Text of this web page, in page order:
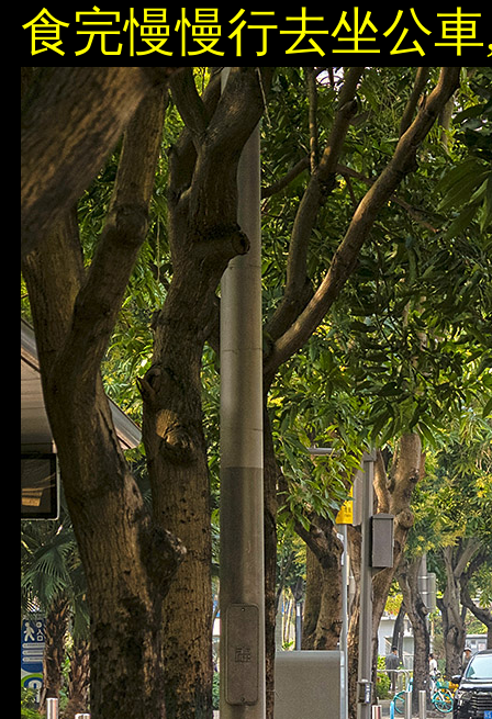
食完慢慢行去坐公